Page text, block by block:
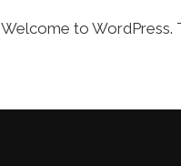
Welcome to WordPress.